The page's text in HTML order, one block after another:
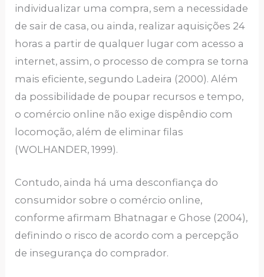
individualizar uma compra, sem a necessidade
de sair de casa, ou ainda, realizar aquisições 24
horas a partir de qualquer lugar com acesso a
internet, assim, o processo de compra se torna
mais eficiente, segundo Ladeira (2000). Além
da possibilidade de poupar recursos e tempo,
o comércio online não exige dispêndio com
locomoção, além de eliminar filas
(WOLHANDER, 1999).
Contudo, ainda há uma desconfiança do
consumidor sobre o comércio online,
conforme afirmam Bhatnagar e Ghose (2004),
definindo o risco de acordo com a percepção
de insegurança do comprador.